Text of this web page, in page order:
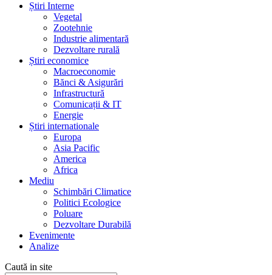
Știri Interne
Vegetal
Zootehnie
Industrie alimentară
Dezvoltare rurală
Știri economice
Macroeconomie
Bănci & Asigurări
Infrastructură
Comunicații & IT
Energie
Știri internationale
Europa
Asia Pacific
America
Africa
Mediu
Schimbări Climatice
Politici Ecologice
Poluare
Dezvoltare Durabilă
Evenimente
Analize
Caută in site